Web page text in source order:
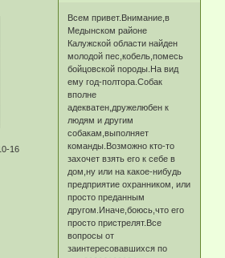
16
Всем привет.Внимание,в
Медынском районе
Калужской области найден
молодой пес,кобель,помесь
бойцовской породы.На вид
ему год-полтора.Собак
вполне
адекватен,дружелюбен к
людям и другим
собакам,выполняет
команды.Возможно кто-то
захочет взять его к себе в
дом,ну или на какое-нибудь
предприятие охранником, или
просто преданным
другом.Иначе,боюсь,что его
просто пристрелят.Все
вопросы от
заинтересовавшихся по